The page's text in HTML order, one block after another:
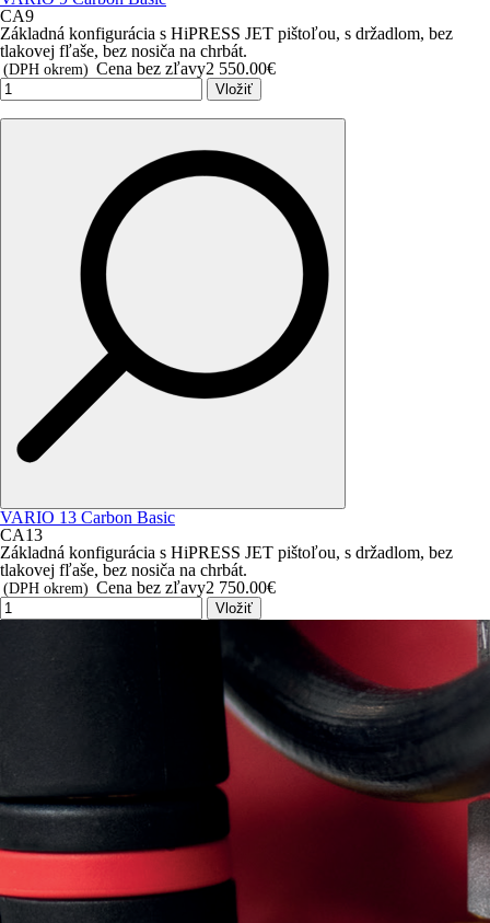
CA9
Základná konfigurácia s HiPRESS JET pištoľou, s držadlom, bez
tlakovej fľaše, bez nosiča na chrbát.
(DPH okrem) Cena bez zľavy2 550.00€
Vložiť
VARIO 13 Carbon Basic
CA13
Základná konfigurácia s HiPRESS JET pištoľou, s držadlom, bez
tlakovej fľaše, bez nosiča na chrbát.
(DPH okrem) Cena bez zľavy2 750.00€
Vložiť